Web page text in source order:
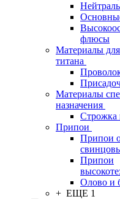
флюсы
Материалы
титана
Материалы
назначения
Строжка
Припои
Припои
Припои
Олово и
+ ЕЩЕ 1